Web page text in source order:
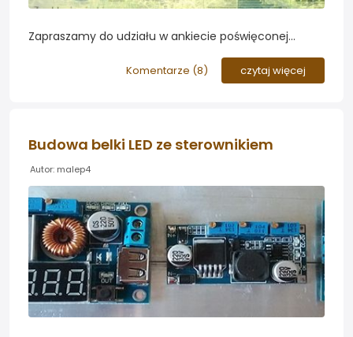
Zapraszamy do udziału w ankiecie poświęconej
akwariach roślinnych. Jest to aktualna edycja 2015
reprezentująca najnowsze trendy na Forum....
Komentarze (8) czytaj więcej
Budowa belki LED ze sterownikiem
Autor: malep4